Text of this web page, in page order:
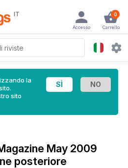
IT 0
Carrello
Accesso
la
sito
May 2009
posteriore